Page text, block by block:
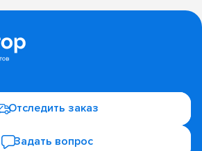
Отследить заказ
Задать вопрос